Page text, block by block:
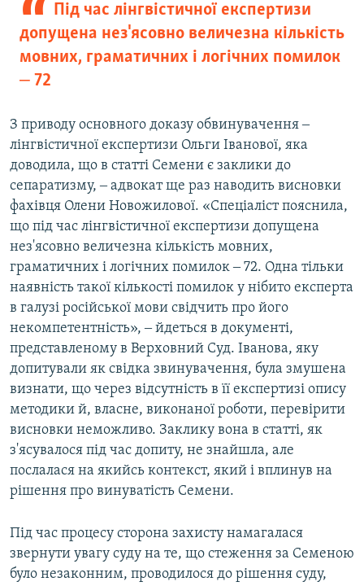
Під час лінгвістичної експертизи
допущена нез'ясовно величезна кількість
мовних, граматичних і логічних помилок
‒ 72
З приводу основного доказу обвинувачення ‒
лінгвістичної експертизи Ольги Іванової, яка
доводила, що в статті Семени є заклики до
сепаратизму, ‒ адвокат ще раз наводить висновки
фахівця Олени Новожилової. «Спеціаліст пояснила,
що під час лінгвістичної експертизи допущена
нез'ясовно величезна кількість мовних,
граматичних і логічних помилок ‒ 72. Одна тільки
наявність такої кількості помилок у нібито експерта
в галузі російської мови свідчить про його
некомпетентність», ‒ йдеться в документі,
представленому в Верховний Суд. Іванова, яку
допитували як свідка звинувачення, була змушена
визнати, що через відсутність в її експертизі опису
методики й, власне, виконаної роботи, перевірити
висновки неможливо. Заклику вона в статті, як
з'ясувалося під час допиту, не знайшла, але
послалася на якийсь контекст, який і вплинув на
рішення про винуватість Семени.
Під час процесу сторона захисту намагалася
звернути увагу суду на те, що стеження за Семеною
було незаконним, проводилося до рішення суду,